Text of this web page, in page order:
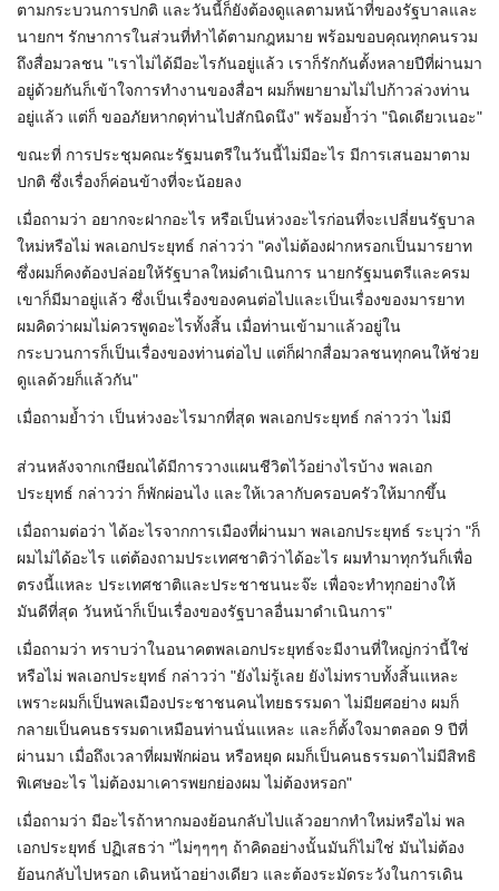
ตามกระบวนการปกติ และวันนี้ก็ยังต้องดูแลตามหน้าที่ของรัฐบาลและ
นายกฯ รักษาการในส่วนที่ทำได้ตามกฎหมาย​ พร้อมขอบคุณทุกคนรวม
ถึงสื่อมวลชน​ "เราไม่ได้มีอะไรกันอยู่แล้ว​ เราก็รักกันตั้งหลายปีที่ผ่านมา​
อยู่ด้วยกันก็เข้าใจการทำงานของสื่อฯ​ ผมก็พยายามไม่ไปก้าวล่วงท่าน
อยู่แล้ว​ แต่ก็ ขออภัยหากดุท่านไปสักนิดนึง" พร้อมย้ำว่า "นิดเดียวเนอะ"
ขณะที่ การประชุมคณะรัฐมนตรีในวันนี้ไม่มีอะไร มีการเสนอมาตาม
ปกติ ซึ่งเรื่องก็ค่อนข้างที่จะน้อยลง
เมื่อถามว่า อยากจะฝากอะไร หรือเป็นห่วงอะไรก่อนที่จะเปลี่ยนรัฐบาล
ใหม่หรือไม่ พลเอกประยุทธ์ กล่าวว่า "คงไม่ต้องฝากหรอกเป็นมารยาท
ซึ่งผมก็คงต้องปล่อยให้รัฐบาลใหม่ดำเนินการ นายกรัฐมนตรีและครม
เขาก็มีมาอยู่แล้ว ซึ่งเป็นเรื่องของคนต่อไปและเป็นเรื่องของมารยาท
ผมคิดว่าผมไม่ควรพูดอะไรทั้งสิ้น เมื่อท่านเข้ามาแล้วอยู่ใน
กระบวนการก็เป็นเรื่องของท่านต่อไป แต่ก็ฝากสื่อมวลชนทุกคนให้ช่วย
ดูแลด้วยก็แล้วกัน"
เมื่อถามย้ำว่า เป็นห่วงอะไรมากที่สุด พลเอกประยุทธ์​ กล่าวว่า​ ไม่มี
ส่วนหลังจากเกษียณได้มีการวางแผนชีวิตไว้อย่างไรบ้าง พลเอก
ประยุทธ์ กล่าวว่า ก็พักผ่อนไง และให้เวลากับครอบครัวให้มากขึ้น
เมื่อถามต่อว่า ได้อะไรจากการเมืองที่ผ่านมา พลเอกประยุทธ์ ระบุว่า "ก็
ผมไม่ได้อะไร แต่ต้องถามประเทศชาติว่าได้อะไร ผมทำมาทุกวันก็เพื่อ
ตรงนี้แหละ ประเทศชาติและประชาชนนะจ๊ะ เพื่อจะทำทุกอย่างให้
มันดีที่สุด วันหน้าก็เป็นเรื่องของรัฐบาลอื่นมาดำเนินการ"
เมื่อถามว่า ทราบว่าในอนาคตพลเอกประยุทธ์จะมีงานที่ใหญ่กว่านี้ใช่
หรือไม่ พลเอกประยุทธ์ กล่าวว่า "ยังไม่รู้เลย ยังไม่ทราบทั้งสิ้นแหละ
เพราะผมก็เป็นพลเมืองประชาชนคนไทยธรรมดา ไม่มียศอย่าง ผมก็
กลายเป็นคนธรรมดาเหมือนท่านนั่นแหละ และก็ตั้งใจมาตลอด 9 ปีที่
ผ่านมา เมื่อถึงเวลาที่ผมพักผ่อน หรือหยุด ผมก็เป็นคนธรรมดาไม่มีสิทธิ
พิเศษอะไร ไม่ต้องมาเคารพยกย่องผม ไม่ต้องหรอก"
เมื่อถามว่า มีอะไรถ้าหากมองย้อนกลับไปแล้วอยากทำใหม่หรือไม่​ พล
เอกประยุทธ์​ ปฏิเสธว่า "ไม่ๆๆๆๆ ถ้าคิดอย่างนั้นมันก็ไม่ใช่ มันไม่ต้อง
ย้อนกลับไปหรอก เดินหน้าอย่างเดียว และต้องระมัดระวังในการเดิน